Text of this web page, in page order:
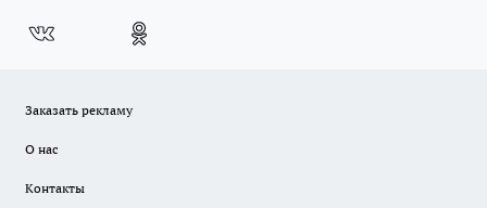
Заказать рекламу
О нас
Контакты